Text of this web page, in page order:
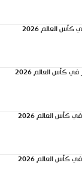
موعد مباراة النمسا والأردن في كأس العالم 2026
موعد مباراة الأرجنتين والجزائر في كأس العالم 2026
موعد مباراة العراق والنرويج في كأس العالم 2026
موعد مباراة فرنسا والسنغال في كأس العالم 2026